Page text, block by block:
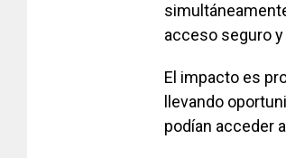
acceso seguro
El impacto es
llevando
podían acceder